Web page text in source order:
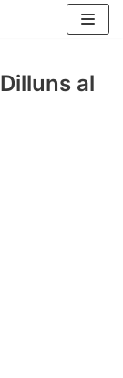
al